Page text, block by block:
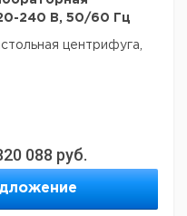
240 В, 50/60 Гц
центрифуга,
088 руб.